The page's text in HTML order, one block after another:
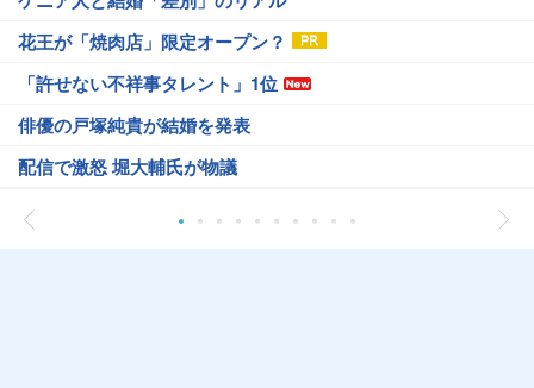
花王が「焼肉店」限定オープン？
「許せない不祥事タレント」1位
俳優の戸塚純貴が結婚を発表
配信で激怒 堀大輔氏が物議